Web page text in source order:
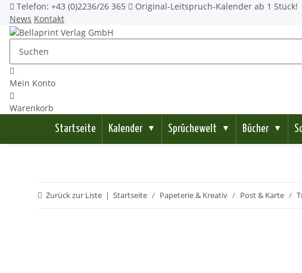
Telefon: +43 (0)2236/26 365
Original-Leitspruch-Kalender ab 1 Stück!
News Kontakt
Mein Konto
Warenkorb
Startseite
Kalender ▼ Sprüchewelt ▼ Bücher ▼
Zurück zur Liste Startseite Papeterie & Kreativ Post & Karte